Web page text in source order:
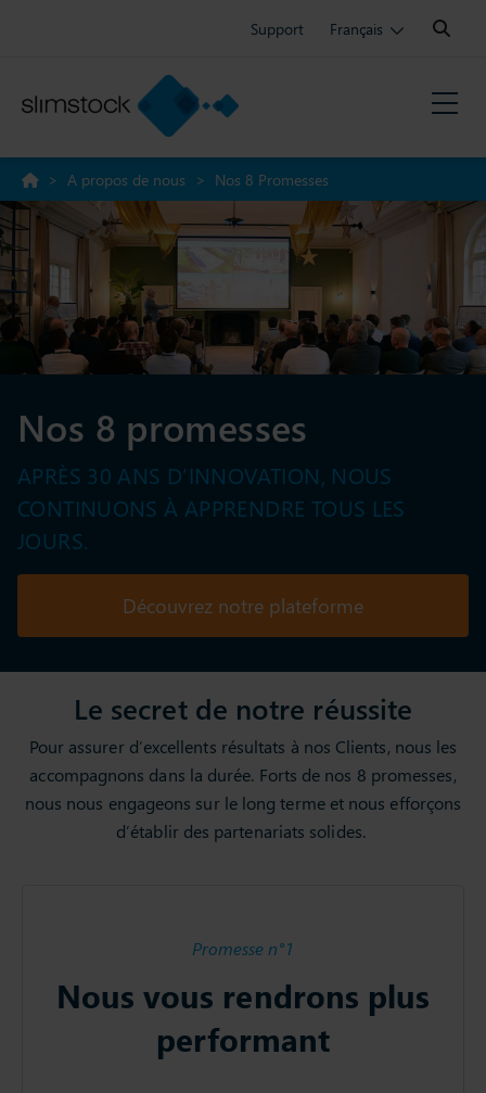
Support Français
Search:
> A propos de nous > Nos 8 Promesses
Nos 8 promesses
APRÈS 30 ANS D’INNOVATION, NOUS
CONTINUONS À APPRENDRE TOUS LES
JOURS.
Découvrez notre plateforme
Le secret de notre réussite
Pour assurer d’excellents résultats à nos Clients, nous les
accompagnons dans la durée. Forts de nos 8 promesses,
nous nous engageons sur le long terme et nous efforçons
d’établir des partenariats solides.
Promesse n°1
Nous vous rendrons plus
performant